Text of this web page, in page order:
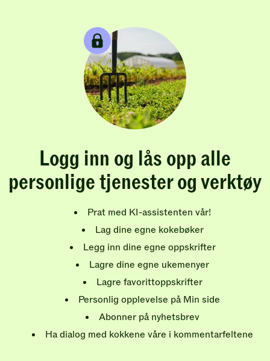
Logg inn og lås opp alle
personlige tjenester og verktøy
Prat med KI-assistenten vår!
Lag dine egne kokebøker
Legg inn dine egne oppskrifter
Lagre dine egne ukemenyer
Lagre favorittoppskrifter
Personlig opplevelse på Min side
Abonner på nyhetsbrev
Ha dialog med kokkene våre i kommentarfeltene